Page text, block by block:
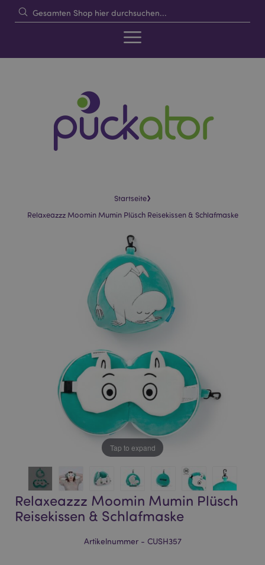
Startseite›
Relaxeazzz Moomin Mumin Plüsch Reisekissen & Schlafmaske
Tap to expand
Relaxeazzz Moomin Mumin Plüsch
Reisekissen & Schlafmaske
Artikelnummer - CUSH357